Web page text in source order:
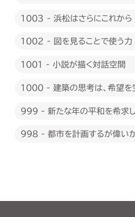
1003 - 浜松はさらにこれから
1002 - 図を見ることで使う力
1001 - 小説が描く対話空間
1000 - 建築の思考は、希望を
999 - 新たな年の平和を希求
998 - 都市を計画するが偉いか